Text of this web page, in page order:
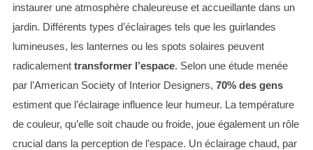
instaurer une atmosphère chaleureuse et accueillante dans un
jardin. Différents types d’éclairages tels que les guirlandes
lumineuses, les lanternes ou les spots solaires peuvent
radicalement transformer l’espace. Selon une étude menée
par l’American Society of Interior Designers, 70% des gens
estiment que l’éclairage influence leur humeur. La température
de couleur, qu’elle soit chaude ou froide, joue également un rôle
crucial dans la perception de l’espace. Un éclairage chaud, par